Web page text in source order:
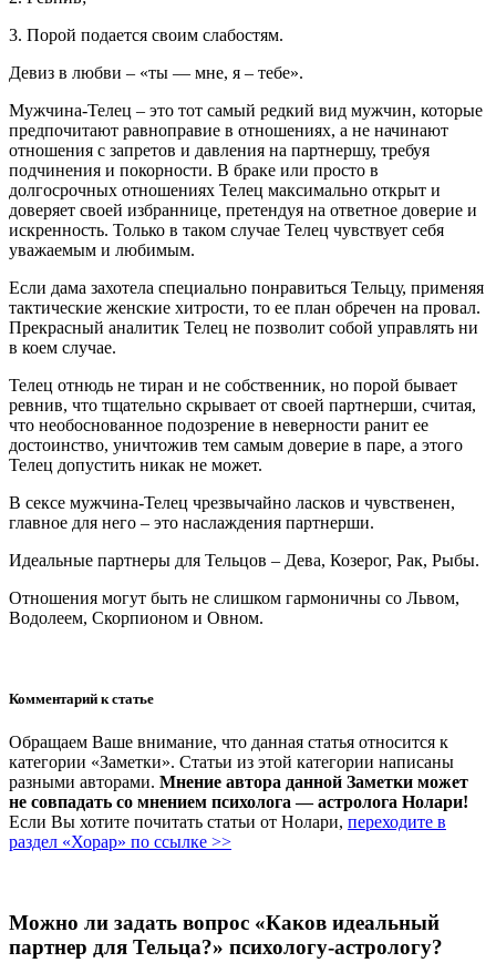
3. Порой подается своим слабостям.
Девиз в любви – «ты — мне, я – тебе».
Мужчина-Телец – это тот самый редкий вид мужчин, которые
предпочитают равноправие в отношениях, а не начинают
отношения с запретов и давления на партнершу, требуя
подчинения и покорности. В браке или просто в
долгосрочных отношениях Телец максимально открыт и
доверяет своей избраннице, претендуя на ответное доверие и
искренность. Только в таком случае Телец чувствует себя
уважаемым и любимым.
Если дама захотела специально понравиться Тельцу, применяя
тактические женские хитрости, то ее план обречен на провал.
Прекрасный аналитик Телец не позволит собой управлять ни
в коем случае.
Телец отнюдь не тиран и не собственник, но порой бывает
ревнив, что тщательно скрывает от своей партнерши, считая,
что необоснованное подозрение в неверности ранит ее
достоинство, уничтожив тем самым доверие в паре, а этого
Телец допустить никак не может.
В сексе мужчина-Телец чрезвычайно ласков и чувственен,
главное для него – это наслаждения партнерши.
Идеальные партнеры для Тельцов – Дева, Козерог, Рак, Рыбы.
Отношения могут быть не слишком гармоничны со Львом,
Водолеем, Скорпионом и Овном.
Комментарий к статье
Обращаем Ваше внимание, что данная статья относится к
категории «Заметки». Статьи из этой категории написаны
разными авторами. Мнение автора данной Заметки может
не совпадать со мнением психолога — астролога Нолари!
Если Вы хотите почитать статьи от Нолари, переходите в
раздел «Хорар» по ссылке >>
Можно ли задать вопрос «Каков идеальный
партнер для Тельца?» психологу-астрологу?